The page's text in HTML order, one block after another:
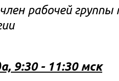
рабочей
9:30 - 11:30 мск